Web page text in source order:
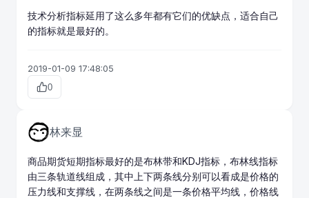
技术分析指标延用了这么多年都有它们的优缺点，适合自己
的指标就是最好的。
2019-01-09 17:48:05
0
林来显
商品期货短期指标最好的是布林带和KDJ指标，布林线指标
由三条轨道线组成，其中上下两条线分别可以看成是价格的
压力线和支撑线，在两条线之间是一条价格平均线，价格线